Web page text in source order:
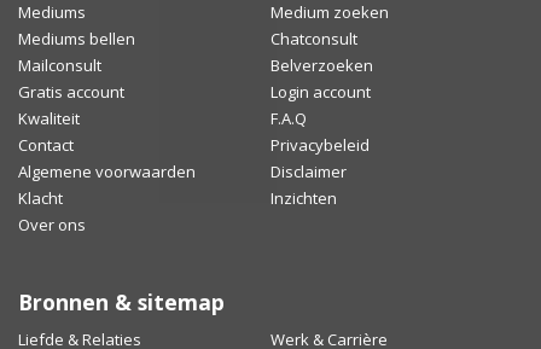
Mediums
Medium zoeken
Mediums bellen
Chatconsult
Mailconsult
Belverzoeken
Gratis account
Login account
Kwaliteit
F.A.Q
Contact
Privacybeleid
Algemene voorwaarden
Disclaimer
Klacht
Inzichten
Over ons
Bronnen & sitemap
Liefde & Relaties Werk & Carrière